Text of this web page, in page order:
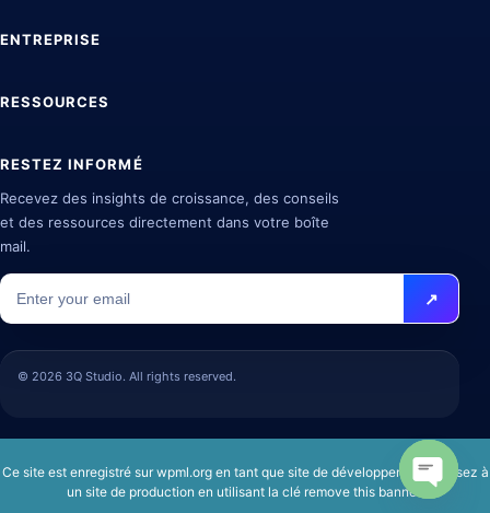
ENTREPRISE
RESSOURCES
RESTEZ INFORMÉ
Recevez des insights de croissance, des conseils
et des ressources directement dans votre boîte
mail.
© 2026 3Q Studio. All rights reserved.
Ce site est enregistré sur wpml.orgen tant que site de développement. Passez à
un site de production en utilisant la clé remove this banner